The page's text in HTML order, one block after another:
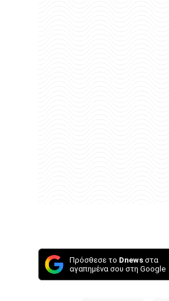
Πρόσθεσε το Dnews στα
αγαπημένα σου στη Google